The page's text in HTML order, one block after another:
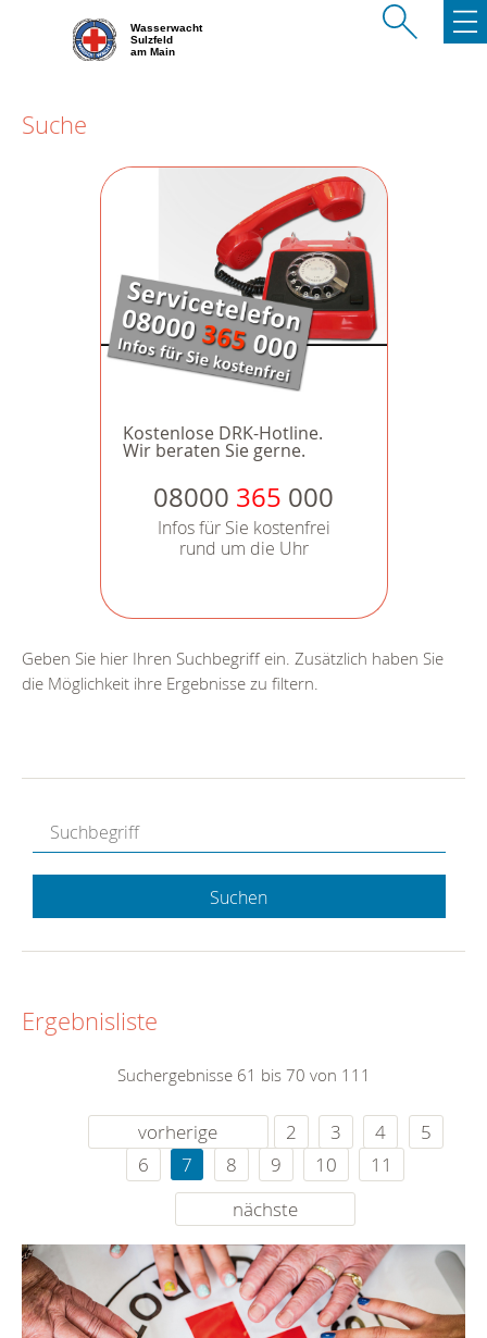
Wasserwacht
Sulzfeld
am Main
Suche
Kostenlose DRK-Hotline.
Wir beraten Sie gerne.
08000 365 000
Infos für Sie kostenfrei
rund um die Uhr
Geben Sie hier Ihren Suchbegriff ein. Zusätzlich haben Sie
die Möglichkeit ihre Ergebnisse zu filtern.
Suchen
Ergebnisliste
Suchergebnisse 61 bis 70 von 111
vorherige 2 3 4
5
6
7 8 9 10
11
nächste